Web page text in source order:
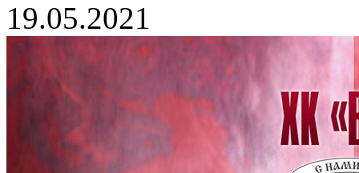
19.05.2021